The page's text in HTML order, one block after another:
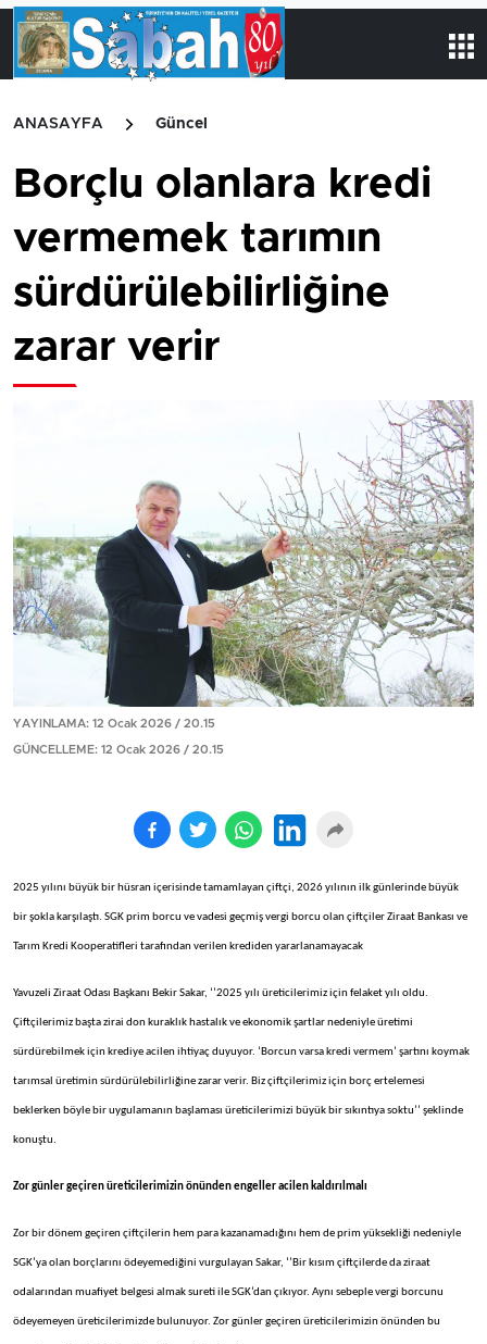
ANASAYFA Güncel
Borçlu olanlara kredi
vermemek tarımın
sürdürülebilirliğine
zarar verir
YAYINLAMA: 12 Ocak 2026 / 20.15
GÜNCELLEME: 12 Ocak 2026 / 20.15
2025 yılını büyük bir hüsran içerisinde tamamlayan çiftçi, 2026 yılının ilk günlerinde büyük
bir şokla karşılaştı. SGK prim borcu ve vadesi geçmiş vergi borcu olan çiftçiler Ziraat Bankası ve
Tarım Kredi Kooperatifleri tarafından verilen krediden yararlanamayacak
Yavuzeli Ziraat Odası Başkanı Bekir Sakar, ‘’2025 yılı üreticilerimiz için felaket yılı oldu.
Çiftçilerimiz başta zirai don kuraklık hastalık ve ekonomik şartlar nedeniyle üretimi
sürdürebilmek için krediye acilen ihtiyaç duyuyor. ‘Borcun varsa kredi vermem’ şartını koymak
tarımsal üretimin sürdürülebilirliğine zarar verir. Biz çiftçilerimiz için borç ertelemesi
beklerken böyle bir uygulamanın başlaması üreticilerimizi büyük bir sıkıntıya soktu’’ şeklinde
konuştu.
Zor günler geçiren üreticilerimizin önünden engeller acilen kaldırılmalı
Zor bir dönem geçiren çiftçilerin hem para kazanamadığını hem de prim yüksekliği nedeniyle
SGK’ya olan borçlarını ödeyemediğini vurgulayan Sakar, ‘’Bir kısım çiftçilerde da ziraat
odalarından muafiyet belgesi almak sureti ile SGK’dan çıkıyor. Aynı sebeple vergi borcunu
ödeyemeyen üreticilerimizde bulunuyor. Zor günler geçiren üreticilerimizin önünden bu